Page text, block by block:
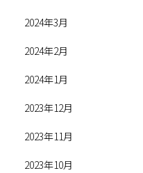
2024年3月
2024年2月
2024年1月
2023年12月
2023年11月
2023年10月